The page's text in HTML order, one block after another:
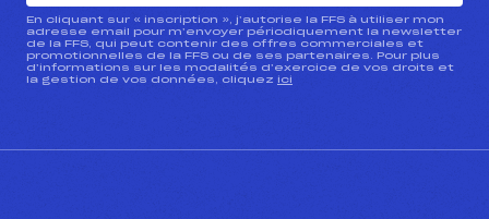
En cliquant sur « inscription », j’autorise la FFS à utiliser mon
adresse email pour m’envoyer périodiquement la newsletter
de la FFS, qui peut contenir des offres commerciales et
promotionnelles de la FFS ou de ses partenaires. Pour plus
d’informations sur les modalités d’exercice de vos droits et
la gestion de vos données, cliquez ici